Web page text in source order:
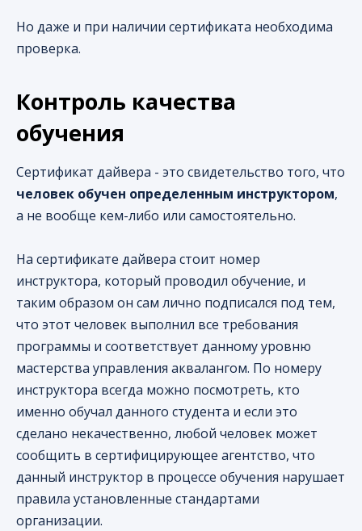
Но даже и при наличии сертификата необходима
проверка.
Контроль качества
обучения
Сертификат дайвера - это свидетельство того, что
человек обучен определенным инструктором,
а не вообще кем-либо или самостоятельно.
На сертификате дайвера стоит номер
инструктора, который проводил обучение, и
таким образом он сам лично подписался под тем,
что этот человек выполнил все требования
программы и соответствует данному уровню
мастерства управления аквалангом. По номеру
инструктора всегда можно посмотреть, кто
именно обучал данного студента и если это
сделано некачественно, любой человек может
сообщить в сертифицирующее агентство, что
данный инструктор в процессе обучения нарушает
правила установленные стандартами
организации.